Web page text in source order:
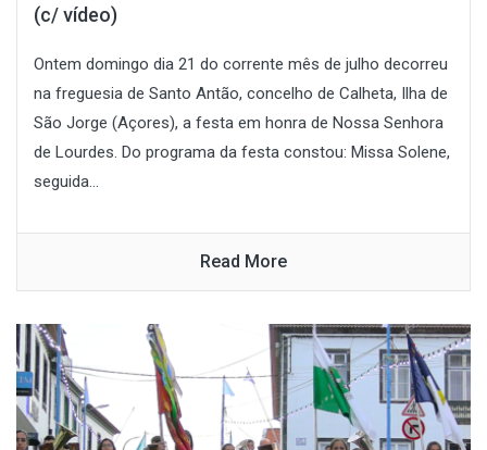
(c/ vídeo)
Ontem domingo dia 21 do corrente mês de julho decorreu
na freguesia de Santo Antão, concelho de Calheta, Ilha de
São Jorge (Açores), a festa em honra de Nossa Senhora
de Lourdes. Do programa da festa constou: Missa Solene,
seguida...
Read More